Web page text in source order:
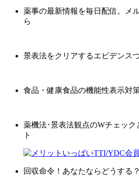
薬事の最新情報を毎日配信。メ
ら
景表法をクリアするエビデンス
食品・健康食品の機能性表示対
薬機法･景表法観点のWチェッ
ト
回収命令！あなたならどうする？